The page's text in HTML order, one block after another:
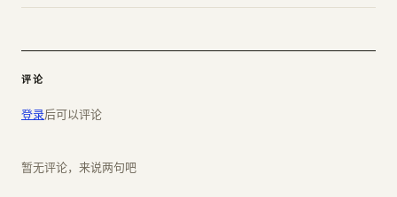
评论
登录后可以评论
暂无评论，来说两句吧